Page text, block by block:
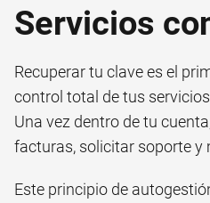
Servicios
Recuperar tu clave es el
control total de tus
Una vez dentro de tu
facturas, solicitar soporte y
Este principio de